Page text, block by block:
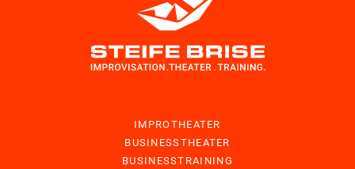
IMPROTHEATER
BUSINESSTHEATER
BUSINESSTRAINING